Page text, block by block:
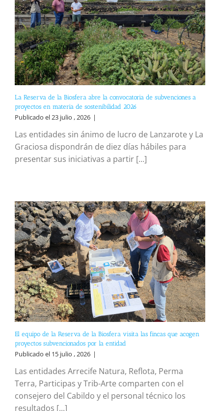
La Reserva de la Biosfera abre la convocatoria de subvenciones a
proyectos en materia de sostenibilidad 2026
Publicado el 23 julio , 2026 |
Las entidades sin ánimo de lucro de Lanzarote y La
Graciosa dispondrán de diez días hábiles para
presentar sus iniciativas a partir [...]
El equipo de la Reserva de la Biosfera visita las fincas que acogen
proyectos subvencionados por la entidad
Publicado el 15 julio , 2026 |
Las entidades Arrecife Natura, Reflota, Perma
Terra, Participas y Trib-Arte comparten con el
consejero del Cabildo y el personal técnico los
resultados [...]